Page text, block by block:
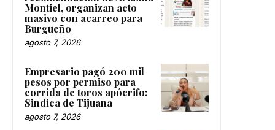
Montiel, organizan acto
masivo con acarreo para
Burgueño
agosto 7, 2026
Empresario pagó 200 mil
pesos por permiso para
corrida de toros apócrifo:
Sindica de Tijuana
agosto 7, 2026